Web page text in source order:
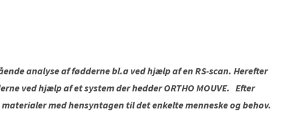
analyse af fødderne bl.a ved hjælp af en RS-scan. Herefter
ved hjælp af et system der hedder ORTHO MOUVE. Efter
med hensyntagen til det enkelte menneske og behov.